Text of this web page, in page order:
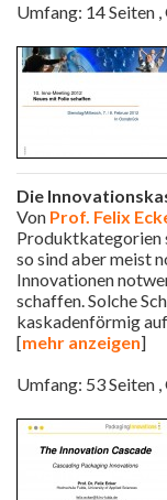
Umfang: 14 Seiten
Die
Von Prof. Felix
Produktkategorien
so sind aber meist
Innovationen
schaffen. Solche
kaskadenförmig
[mehr anzeigen]
Umfang: 53 Seiten